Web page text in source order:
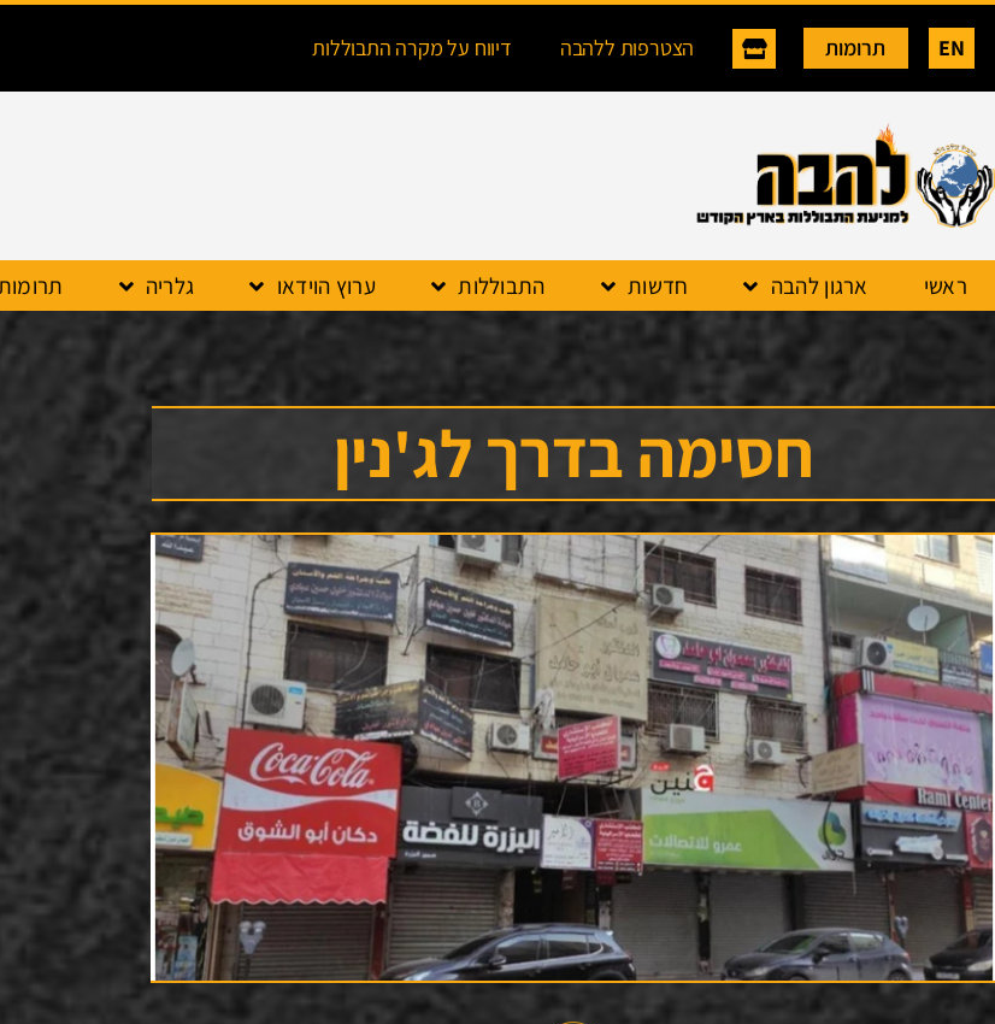
EN תרומות הצטרפות ללהבה דיווח על מקרה התבוללות
ראשי ארגון להבה חדשות התבוללות ערוץ הוידאו גלריה
חסימה בדרך לג'נין